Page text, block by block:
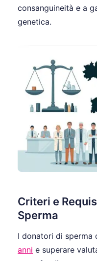
consanguineità e a
genetica.
Criteri e
Sperma
I donatori di sperma
anni e superare